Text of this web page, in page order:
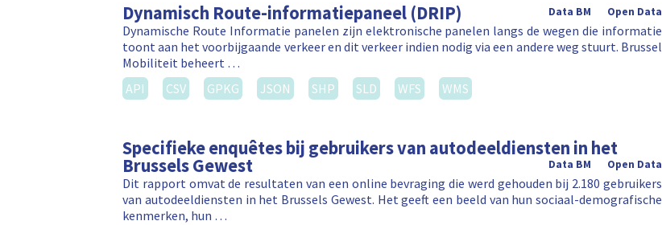
Dynamisch Route-informatiepaneel (DRIP) Open Data
Data BM
Dynamische Route Informatie panelen zijn elektronische panelen langs de wegen die informatie
toont aan het voorbijgaande verkeer en dit verkeer indien nodig via een andere weg stuurt. Brussel
Mobiliteit beheert …
API
CSV GPKG JSON SHP SLD WFS WMS
Specifieke enquêtes bij gebruikers van autodeeldiensten in het
Brussels Gewest Open Data
Data BM
Dit rapport omvat de resultaten van een online bevraging die werd gehouden bij 2.180 gebruikers
van autodeeldiensten in het Brussels Gewest. Het geeft een beeld van hun sociaal-demografische
kenmerken, hun …